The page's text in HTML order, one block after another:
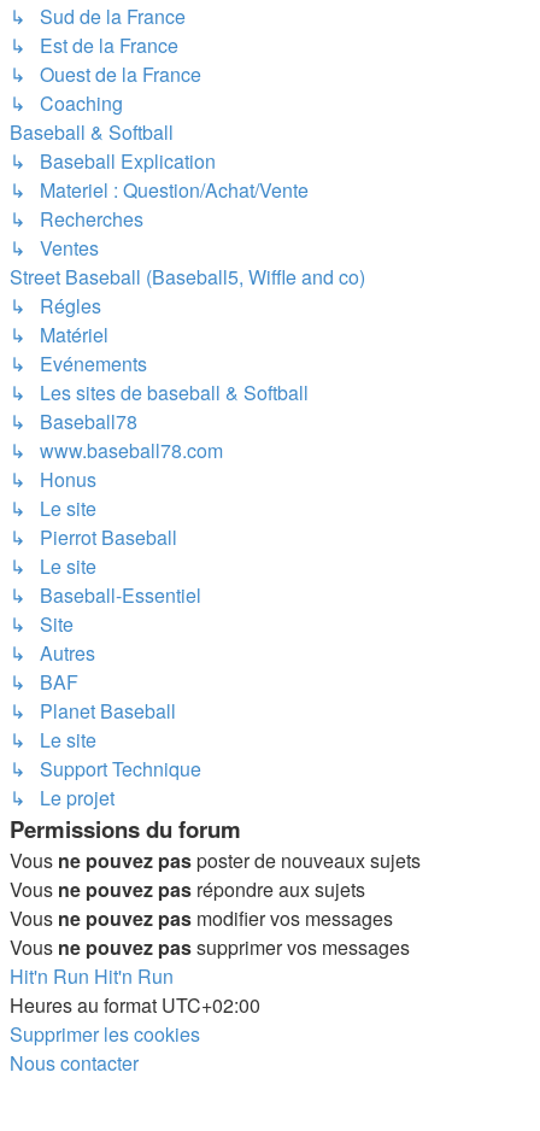
↳ Sud de la France
↳ Est de la France
↳ Ouest de la France
↳ Coaching
Baseball & Softball
↳ Baseball Explication
↳ Materiel : Question/Achat/Vente
↳ Recherches
↳ Ventes
Street Baseball (Baseball5, Wiffle and co)
↳ Régles
↳ Matériel
↳ Evénements
↳ Les sites de baseball & Softball
↳ Baseball78
↳ www.baseball78.com
↳ Honus
↳ Le site
↳ Pierrot Baseball
↳ Le site
↳ Baseball-Essentiel
↳ Site
↳ Autres
↳ BAF
↳ Planet Baseball
↳ Le site
↳ Support Technique
↳ Le projet
Permissions du forum
Vous ne pouvez pasposter de nouveaux sujets
Vous ne pouvez pas répondre aux sujets
Vous ne pouvez pas modifier vos messages
Vous ne pouvez passupprimer vos messages
Hit'n Run Hit'n Run
Heures au format UTC+02:00
Supprimer les cookies
Nous contacter